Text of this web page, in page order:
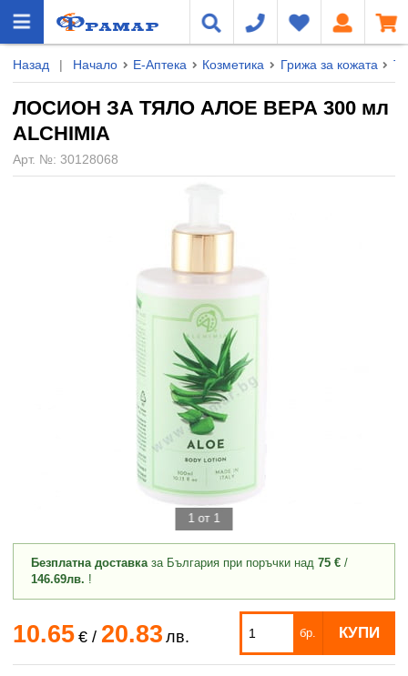
Назад | Начало Е-Аптека Козметика Грижа за кожата
ЛОСИОН ЗА ТЯЛО АЛОЕ ВЕРА 300 мл
ALCHIMIA
Арт. №: 30128068
1 от 1
Безплатна доставказа България при поръчки над 75 € /
146.69лв. !
10.65 €/ 20.83 лв. бр. КУПИ